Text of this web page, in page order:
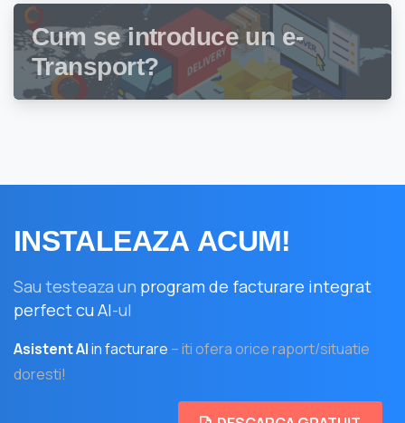
Cum se introduce un e-
Transport?
INSTALEAZA ACUM!
Sau testeaza un program de facturare integrat
perfect cu AI-ul
Asistent AIin facturare – iti ofera orice raport/situatie
doresti!